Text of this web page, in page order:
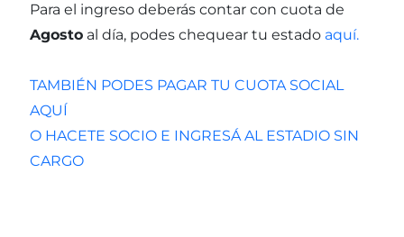
Para el ingreso deberás contar con cuota de
Agosto al día, podes chequear tu estado aquí.
TAMBIÉN PODES PAGAR TU CUOTA SOCIAL
AQUÍ
O HACETE SOCIO E INGRESÁ AL ESTADIO SIN
CARGO